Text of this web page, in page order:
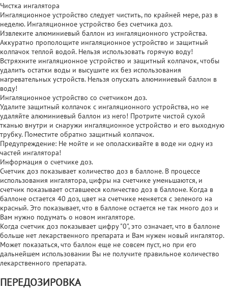
Чистка ингалятора
Ингаляционное устройство следует чистить, по крайней мере, раз в
неделю. Ингаляционное устройство без счетчика доз.
Извлеките алюминиевый баллон из ингаляционного устройства.
Аккуратно прополощите ингаляционное устройство и защитный
колпачок теплой водой. Нельзя использовать горячую воду!
Встряхните ингаляционное устройство и защитный колпачок, чтобы
удалить остатки воды и высушите их без использования
нагревательных устройств. Нельзя опускать алюминиевый баллон в
воду!
Ингаляционное устройство со счетчиком доз.
Удалите защитный колпачок с ингаляционного устройства, но не
удаляйте алюминиевый баллон из него! Протрите чистой сухой
тканью внутри и снаружи ингаляционное устройство и его выходную
трубку. Поместите обратно защитный колпачок.
Предупреждение: Не мойте и не ополаскивайте в воде ни одну из
частей ингалятора!
Информация о счетчике доз.
Счетчик доз показывает количество доз в баллоне. В процессе
использования ингалятора, цифры на счетчике уменьшаются, и
счетчик показывает оставшееся количество доз в баллоне. Когда в
баллоне остается 40 доз, цвет на счетчике меняется с зеленого на
красный. Это показывает, что в баллоне остается не так много доз и
Вам нужно подумать о новом ингаляторе.
Когда счетчик доз показывает цифру "0", это означает, что в баллоне
больше нет лекарственного препарата и Вам нужен новый ингалятор.
Может показаться, что баллон еще не совсем пуст, но при его
дальнейшем использовании Вы не получите правильное количество
лекарственного препарата.
ПЕРЕДОЗИРОВКА